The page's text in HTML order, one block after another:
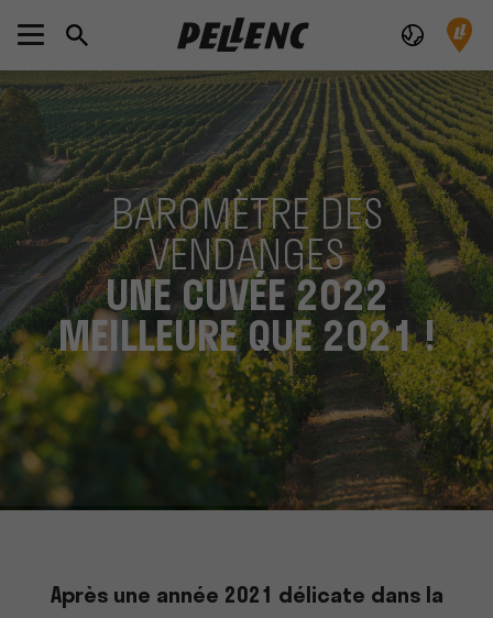
BAROMÈTRE DES
VENDANGES
UNE CUVÉE 2022
MEILLEURE QUE 2021 !
Après une année 2021 délicate dans la